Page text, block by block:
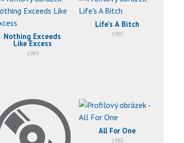
Nothing Exceeds
Like Excess
1989
Life's A Bitch
1987
All For One
1983